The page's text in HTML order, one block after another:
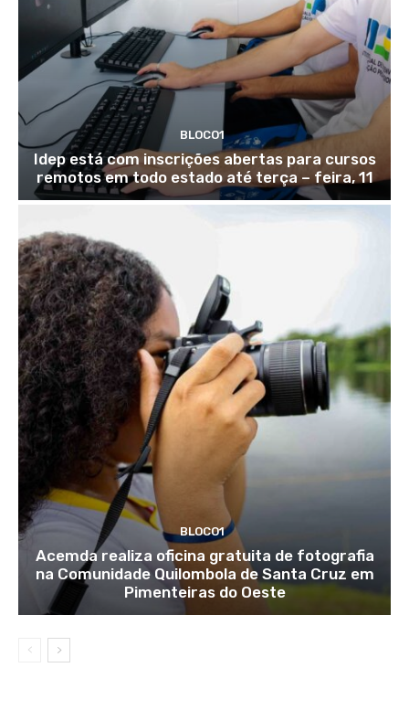
BLOCO1
Idep está com inscrições abertas para cursos
remotos em todo estado até terça – feira, 11
BLOCO1
Acemda realiza oficina gratuita de fotografia
na Comunidade Quilombola de Santa Cruz em
Pimenteiras do Oeste